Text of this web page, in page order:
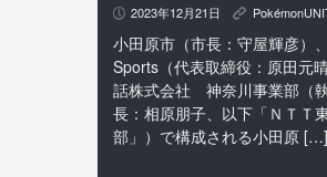
P 2023年12月21日 K
小田原市（市長：守屋輝彦）
Sports（代表取締役：原田元
話株式会社 神奈川事業部（
長：相原朋子、以下「ＮＴ
部」）で構成される小田原 […]